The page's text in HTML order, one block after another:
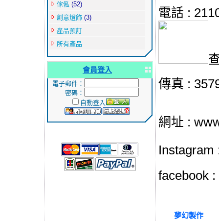
傢俬 (52)
創意燈飾 (3)
產品預訂
所有產品
會員登入
電子郵件：
密碼：
自動登入
電話 :
傳真 :
網址 :
facebook :
夢幻製作